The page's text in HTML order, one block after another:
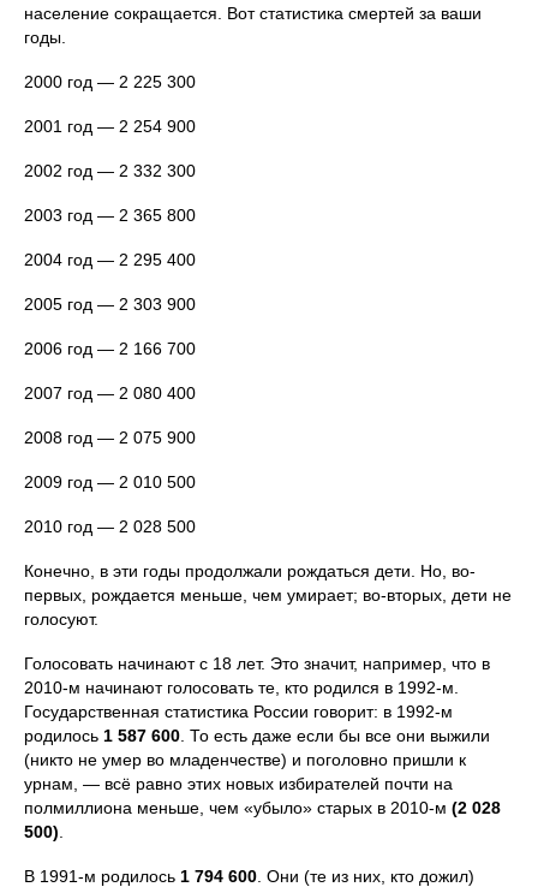
население сокращается. Вот статистика смертей за ваши
годы.
2000 год — 2 225 300
2001 год — 2 254 900
2002 год — 2 332 300
2003 год — 2 365 800
2004 год — 2 295 400
2005 год — 2 303 900
2006 год — 2 166 700
2007 год — 2 080 400
2008 год — 2 075 900
2009 год — 2 010 500
2010 год — 2 028 500
Конечно, в эти годы продолжали рождаться дети. Но, во-
первых, рождается меньше, чем умирает; во-вторых, дети не
голосуют.
Голосовать начинают с 18 лет. Это значит, например, что в
2010-м начинают голосовать те, кто родился в 1992-м.
Государственная статистика России говорит: в 1992-м
родилось 1 587 600 . То есть даже если бы все они выжили
(никто не умер во младенчестве) и поголовно пришли к
урнам, — всё равно этих новых избирателей почти на
полмиллиона меньше, чем «убыло» старых в 2010-м (2 028
500)
В 1991-м родилось 1 794 600 . Они (те из них, кто дожил)